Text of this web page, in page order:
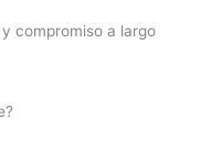
compromiso a largo